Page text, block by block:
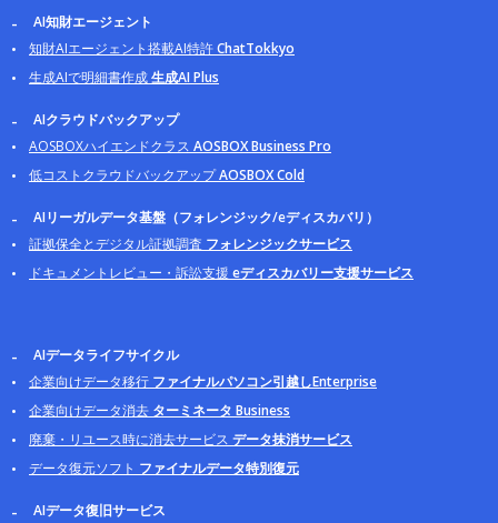
AI知財エージェント
知財AIエージェント搭載AI特許ChatTokkyo
生成AIで明細書作成生成AI Plus
AIクラウドバックアップ
AOSBOXハイエンドクラス AOSBOX Business Pro
低コストクラウドバックアップAOSBOX Cold
AIリーガルデータ基盤（フォレンジック/eディスカバリ）
証拠保全とデジタル証拠調査 フォレンジックサービス
ドキュメントレビュー・訴訟支援 eディスカバリー支援サービス
AIデータライフサイクル
企業向けデータ移行 ファイナルパソコン引越しEnterprise
企業向けデータ消去 ターミネータ Business
廃棄・リユース時に消去サービス データ抹消サービス
データ復元ソフト ファイナルデータ特別復元
AIデータ復旧サービス